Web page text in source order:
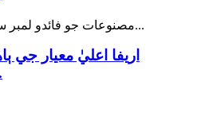
مصنوعات جو فائدو لمبر سپورٽ: ڪرسي...
اريفا اعليٰ معيار جي